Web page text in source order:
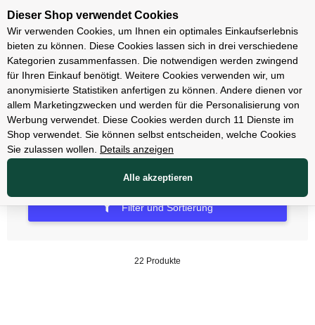
Unsere Filialen
Pedale
Klickpedale
Filter und Sortierung
22 Produkte
Dieser Shop verwendet Cookies
Wir verwenden Cookies, um Ihnen ein optimales Einkaufserlebnis
bieten zu können. Diese Cookies lassen sich in drei verschiedene
Kategorien zusammenfassen. Die notwendigen werden zwingend
für Ihren Einkauf benötigt. Weitere Cookies verwenden wir, um
anonymisierte Statistiken anfertigen zu können. Andere dienen vor
allem Marketingzwecken und werden für die Personalisierung von
Werbung verwendet. Diese Cookies werden durch 11 Dienste im
Shop verwendet. Sie können selbst entscheiden, welche Cookies
Sie zulassen wollen.
Details anzeigen
Alle akzeptieren